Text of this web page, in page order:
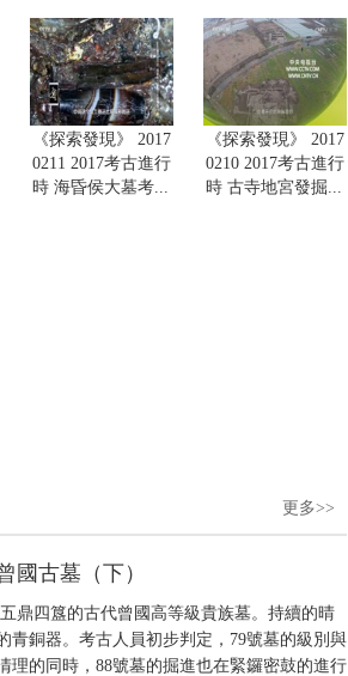
《探索發現》 2017
0211 2017考古進行
時 海昏侯大墓考...
《探索發現》 2017
0210 2017考古進行
時 古寺地宮發掘...
更多>>
國古墓（下）
鼎四簋的古代曾國高等級貴族墓。持續的晴
青銅器。考古人員初步判定，79號墓的級別與
理的同時，88號墓的掘進也在緊鑼密鼓的進行